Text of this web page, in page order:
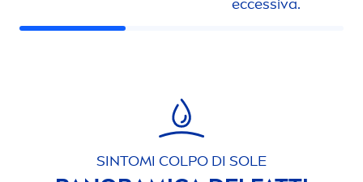
eccessiva.
SINTOMI COLPO DI SOLE​